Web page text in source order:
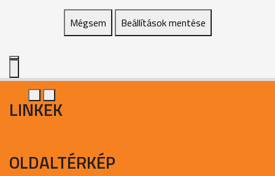
Mégsem Beállítások mentése
LINKEK
OLDALTÉRKÉP